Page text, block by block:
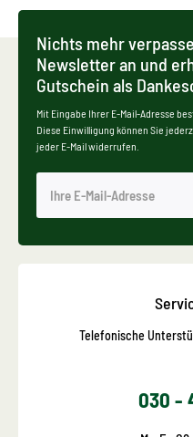
Nichts mehr
Newsletter an und
Gutschein als
Mit Eingabe Ihrer E-Mail-Adresse
Diese Einwilligung können Sie
jeder E-Mail widerrufen.
Telefonische
030 -